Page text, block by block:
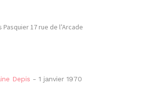
17 rue de l’Arcade
Depis - 1 janvier 1970